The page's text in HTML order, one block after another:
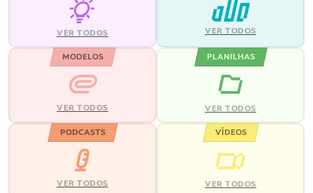
VER TODOS VER TODOS
MODELOS
VER TODOS
PLANILHAS
VER TODOS
PODCASTS
VER TODOS
VÍDEOS
VER TODOS